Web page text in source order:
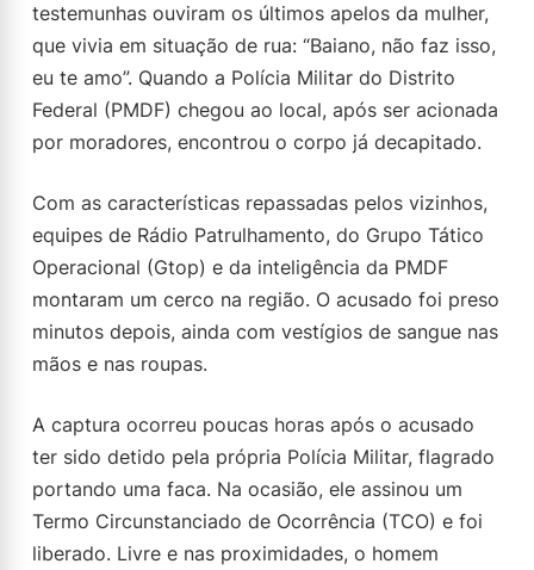
testemunhas ouviram os últimos apelos da mulher,
que vivia em situação de rua: “Baiano, não faz isso,
eu te amo”. Quando a Polícia Militar do Distrito
Federal (PMDF) chegou ao local, após ser acionada
por moradores, encontrou o corpo já decapitado.
Com as características repassadas pelos vizinhos,
equipes de Rádio Patrulhamento, do Grupo Tático
Operacional (Gtop) e da inteligência da PMDF
montaram um cerco na região. O acusado foi preso
minutos depois, ainda com vestígios de sangue nas
mãos e nas roupas.
A captura ocorreu poucas horas após o acusado
ter sido detido pela própria Polícia Militar, flagrado
portando uma faca. Na ocasião, ele assinou um
Termo Circunstanciado de Ocorrência (TCO) e foi
liberado. Livre e nas proximidades, o homem